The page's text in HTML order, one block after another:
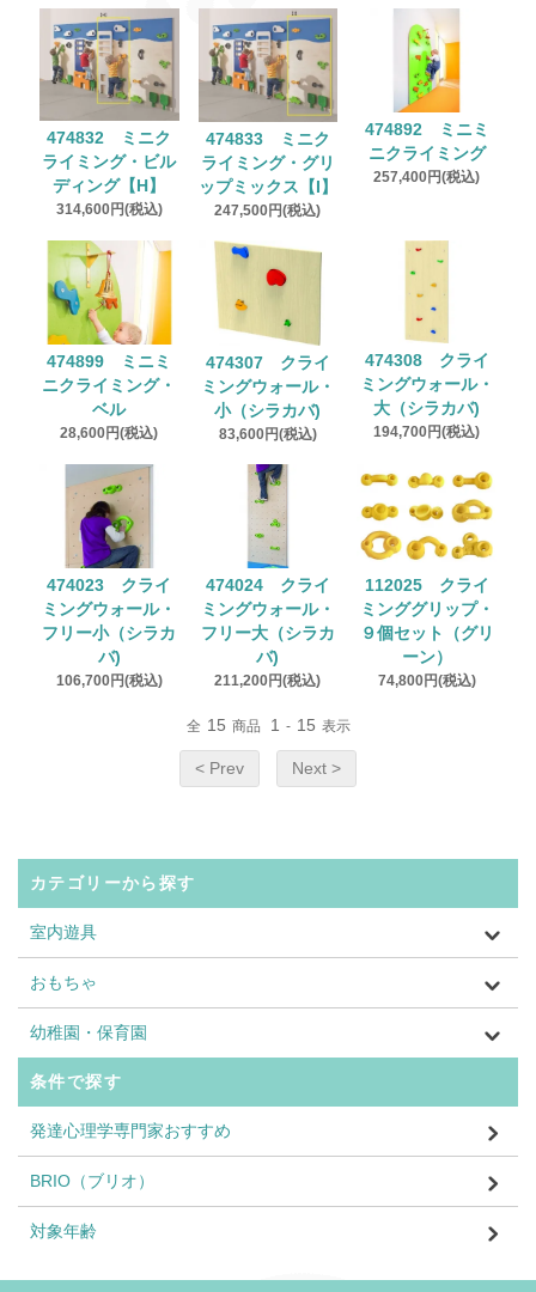
474832 ミニク
ライミング・ビル
ディング【H】
314,600円(税込)
474833 ミニク
ライミング・グリ
ップミックス【I】
247,500円(税込)
474892 ミニミ
ニクライミング
257,400円(税込)
474899 ミニミ
ニクライミング・
ベル
28,600円(税込)
474307 クライ
ミングウォール・
小（シラカバ)
83,600円(税込)
474308 クライ
ミングウォール・
大（シラカバ)
194,700円(税込)
474023 クライ
ミングウォール・
フリー小（シラカ
バ)
106,700円(税込)
474024 クライ
ミングウォール・
フリー大（シラカ
バ)
211,200円(税込)
112025 クライ
ミンググリップ・
９個セット（グリ
ーン）
74,800円(税込)
全 15 商品 1 - 15 表示
< Prev Next >
カテゴリーから探す
室内遊具
おもちゃ
幼稚園・保育園
条件で探す
発達心理学専門家おすすめ
BRIO（ブリオ）
対象年齢